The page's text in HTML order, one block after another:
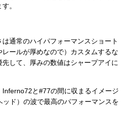
。
通常のハイパフォーマンスショート
ールが厚めなので）カスタムするな
して、厚みの数値はシャープアイに
と#77の間に収まるイメージ
ド）の波で最高のパフォーマンスを